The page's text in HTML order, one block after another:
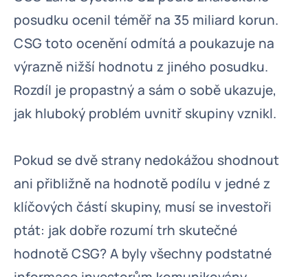
posudku ocenil téměř na 35 miliard korun.
CSG toto ocenění odmítá a poukazuje na
výrazně nižší hodnotu z jiného posudku.
Rozdíl je propastný a sám o sobě ukazuje,
jak hluboký problém uvnitř skupiny vznikl.
Pokud se dvě strany nedokážou shodnout
ani přibližně na hodnotě podílu v jedné z
klíčových částí skupiny, musí se investoři
ptát: jak dobře rozumí trh skutečné
hodnotě CSG? A byly všechny podstatné